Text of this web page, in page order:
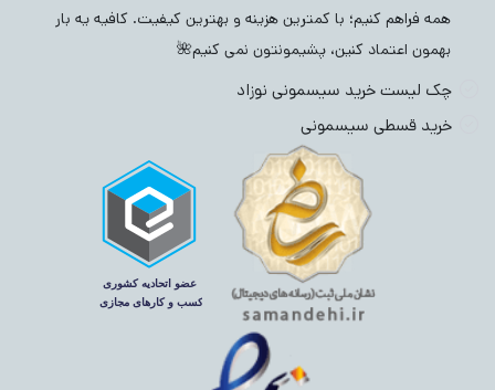
همه فراهم کنیم؛ با کمترین هزینه و بهترین کیفیت. کافیه یه بار
بهمون اعتماد کنین، پشیمونتون نمی کنیم🌺
چک لیست خرید سیسمونی نوزاد
خرید قسطی سیسمونی